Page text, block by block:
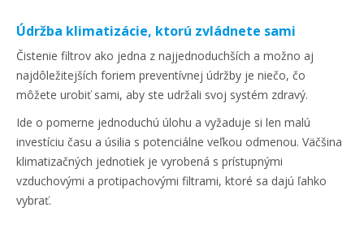
Údržba klimatizácie, ktorú zvládnete sami
Čistenie filtrov ako jedna z najjednoduchších a možno aj
najdôležitejších foriem preventívnej údržby je niečo, čo
môžete urobiť sami, aby ste udržali svoj systém zdravý.
Ide o pomerne jednoduchú úlohu a vyžaduje si len malú
investíciu času a úsilia s potenciálne veľkou odmenou. Väčšina
klimatizačných jednotiek je vyrobená s prístupnými
vzduchovými a protipachovými filtrami, ktoré sa dajú ľahko
vybrať.